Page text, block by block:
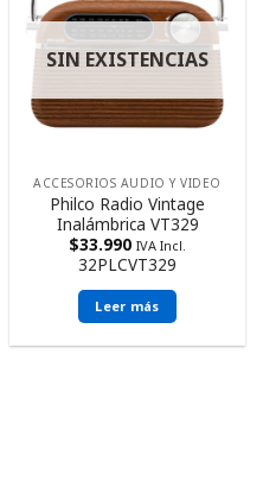
SIN EXISTENCIAS
ACCESORIOS AUDIO Y VIDEO
Philco Radio Vintage
Inalámbrica VT329
$33.990 IVA Incl.
32PLCVT329
Leer más